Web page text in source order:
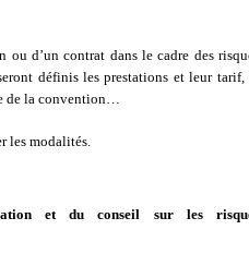
ou d’un contrat dans le cadre des
définis les prestations et leur tarif,
de la convention…
les modalités.
et du conseil sur les